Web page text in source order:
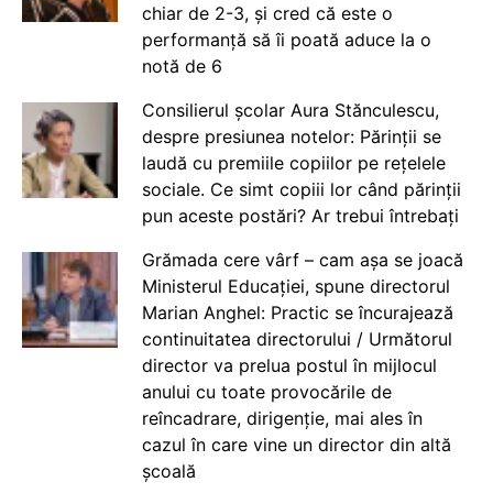
chiar de 2-3, și cred că este o
performanță să îi poată aduce la o
notă de 6
Consilierul școlar Aura Stănculescu,
despre presiunea notelor: Părinții se
laudă cu premiile copiilor pe rețelele
sociale. Ce simt copiii lor când părinții
pun aceste postări? Ar trebui întrebați
Grămada cere vârf – cam așa se joacă
Ministerul Educației, spune directorul
Marian Anghel: Practic se încurajează
continuitatea directorului / Următorul
director va prelua postul în mijlocul
anului cu toate provocările de
reîncadrare, dirigenție, mai ales în
cazul în care vine un director din altă
școală